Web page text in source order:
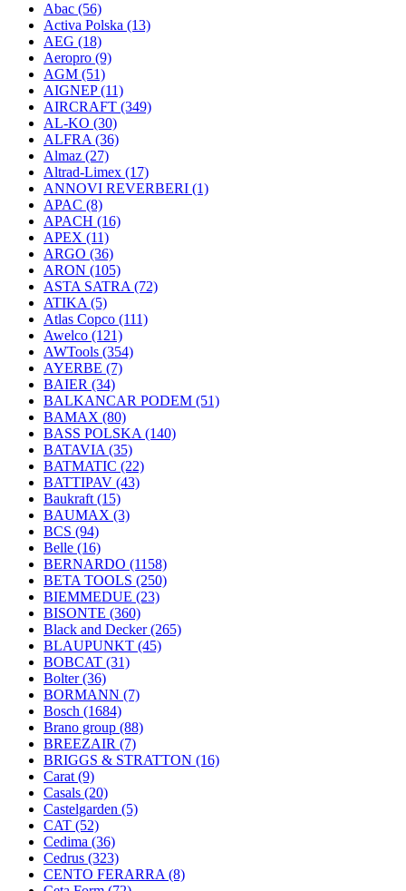
Abac (56)
Activa Polska (13)
AEG (18)
Aeropro (9)
AGM (51)
AIGNEP(11)
AIRCRAFT (349)
AL-KO (30)
ALFRA (36)
Almaz (27)
Altrad-Limex (17)
ANNOVI REVERBERI (1)
APAC (8)
APACH (16)
APEX (11)
ARGO (36)
ARON (105)
ASTA SATRA (72)
ATIKA (5)
Atlas Copco (111)
Awelco (121)
AWTools (354)
AYERBE (7)
BAIER (34)
BALKANCAR PODEM (51)
BAMAX (80)
BASS POLSKA (140)
BATAVIA (35)
BATMATIC (22)
BATTIPAV (43)
Baukraft (15)
BAUMAX (3)
BCS (94)
Belle (16)
BERNARDO (1158)
BETA TOOLS (250)
BIEMMEDUE (23)
BISONTE (360)
Black and Decker(265)
BLAUPUNKT (45)
BOBCAT (31)
Bolter(36)
BORMANN (7)
Bosch (1684)
Brano group (88)
BREEZAIR (7)
BRIGGS & STRATTON (16)
Carat (9)
Casals (20)
Castelgarden (5)
CAT (52)
Cedima (36)
Cedrus (323)
CENTO FERARRA (8)